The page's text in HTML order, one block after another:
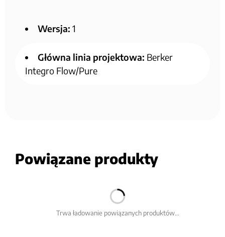
Wersja: 1
Główna linia projektowa: Berker
Integro Flow/Pure
Powiązane produkty
Trwa ładowanie powiązanych produktów...